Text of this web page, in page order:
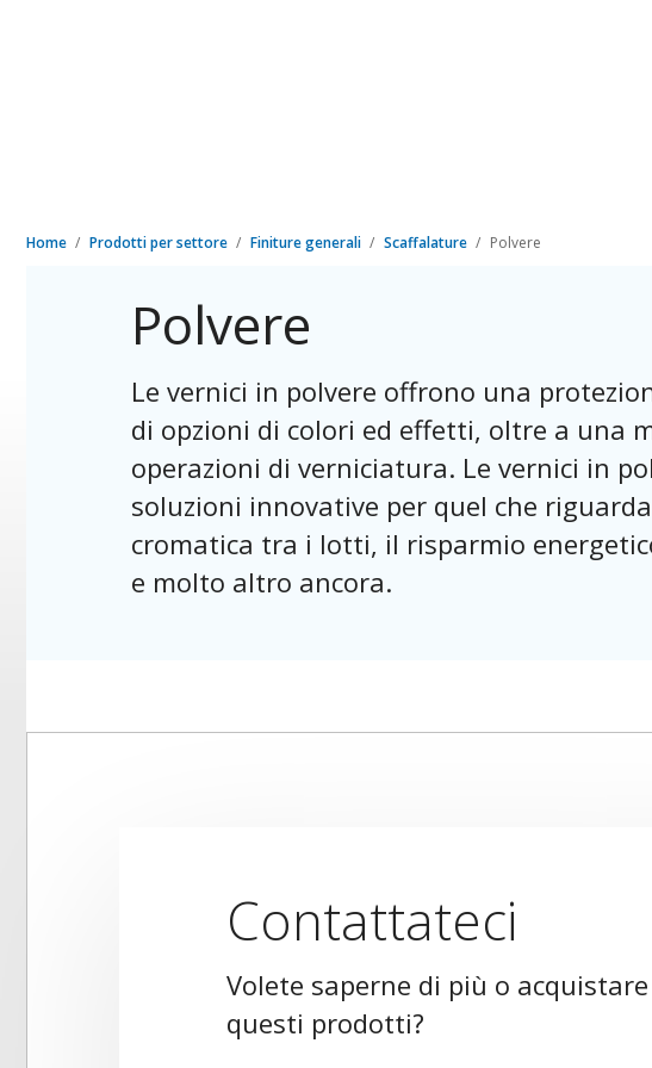
Home Prodotti per settore Finiture generali Scaffalature Polvere
Polvere
Le vernici in polvere offrono una
di opzioni di colori ed effetti, oltre a una
operazioni di verniciatura. Le vernici in
soluzioni innovative per quel che
cromatica tra i lotti, il risparmio
e molto altro ancora.
Contattateci
Volete saperne di più o acquistare
questi prodotti?